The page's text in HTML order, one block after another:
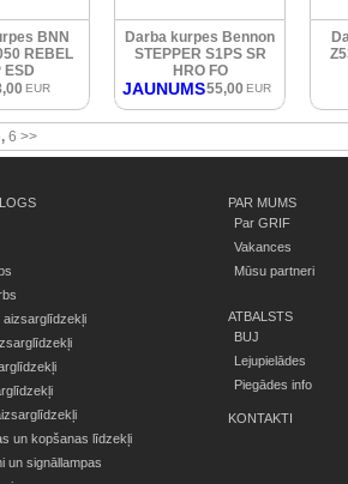
BNN
REBEL
ESD
EUR
Darba kurpes Bennon
STEPPER S1PS SR
HRO FO
JAUNUMS55,00 EUR
6 >>
aizsarglīdzekļi
un kopšanas līdzekļi
un signāllampas
PAR MUMS
Par GRIF
Vakances
Mūsu partneri
ATBALSTS
BUJ
Lejupielādes
Piegādes info
KONTAKTI